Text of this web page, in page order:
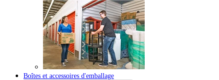
Boîtes et accessoires d'emballage